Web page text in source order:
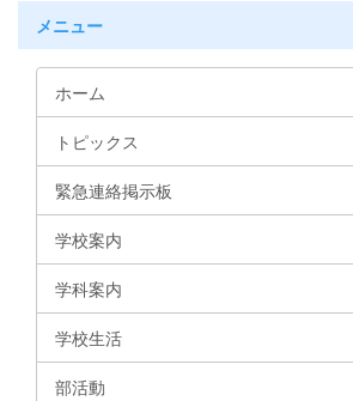
メニュー
ホーム
トピックス
緊急連絡掲示板
学校案内
学科案内
学校生活
部活動